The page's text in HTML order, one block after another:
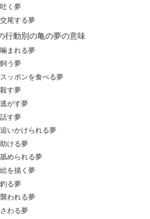
く夢
尾する夢
行動別の亀の夢の意味
まれる夢
う夢
ッポンを食べる夢
す夢
がす夢
す夢
いかけられる夢
ける夢
められる夢
を描く夢
る夢
われる夢
わる夢